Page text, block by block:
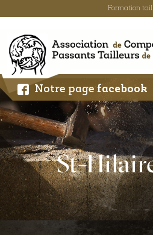
Formation
content
Notre page facebook
St-